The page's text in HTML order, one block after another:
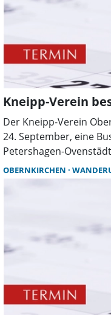
Kneipp-Verein
Der Kneipp-Verein
24. September, eine
Petershagen-
Gelände, der
Schauproduktion
die Geschichte der
einzelnen
Menschen mit
„Führung im Sitzen“
Cafébesuch geplant.
OBERNKIRCHEN